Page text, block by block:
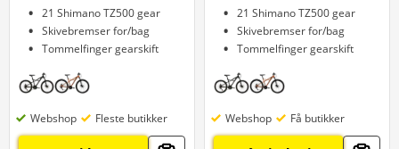
21 Shimano TZ500 gear
Skivebremser for/bag
Tommelfinger gearskift
Webshop Fleste butikker
21 Shimano TZ500 gear
Skivebremser for/bag
Tommelfinger gearskift
Webshop Få butikker